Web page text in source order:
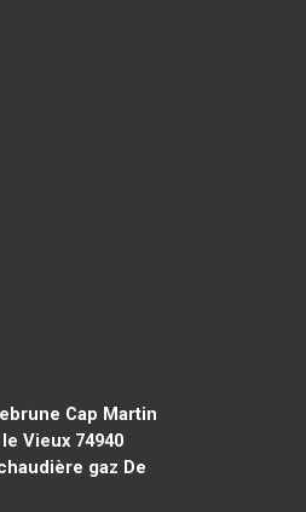
Cap Martin
Vieux 74940
gaz De